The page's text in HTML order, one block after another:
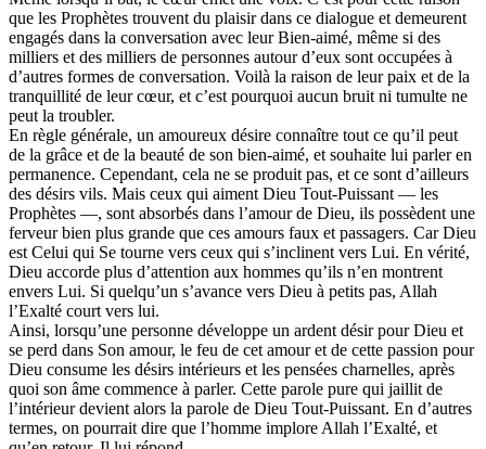
que les Prophètes trouvent du plaisir dans ce dialogue et demeurent
engagés dans la conversation avec leur Bien-aimé, même si des
milliers et des milliers de personnes autour d’eux sont occupées à
d’autres formes de conversation. Voilà la raison de leur paix et de la
tranquillité de leur cœur, et c’est pourquoi aucun bruit ni tumulte ne
peut la troubler.
En règle générale, un amoureux désire connaître tout ce qu’il peut
de la grâce et de la beauté de son bien-aimé, et souhaite lui parler en
permanence. Cependant, cela ne se produit pas, et ce sont d’ailleurs
des désirs vils. Mais ceux qui aiment Dieu Tout-Puissant — les
Prophètes —, sont absorbés dans l’amour de Dieu, ils possèdent une
ferveur bien plus grande que ces amours faux et passagers. Car Dieu
est Celui qui Se tourne vers ceux qui s’inclinent vers Lui. En vérité,
Dieu accorde plus d’attention aux hommes qu’ils n’en montrent
envers Lui. Si quelqu’un s’avance vers Dieu à petits pas, Allah
l’Exalté court vers lui.
Ainsi, lorsqu’une personne développe un ardent désir pour Dieu et
se perd dans Son amour, le feu de cet amour et de cette passion pour
Dieu consume les désirs intérieurs et les pensées charnelles, après
quoi son âme commence à parler. Cette parole pure qui jaillit de
l’intérieur devient alors la parole de Dieu Tout-Puissant. En d’autres
termes, on pourrait dire que l’homme implore Allah l’Exalté, et